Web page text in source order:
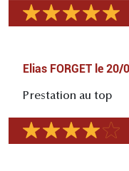
Elias FORGET le 20/
Prestation au top